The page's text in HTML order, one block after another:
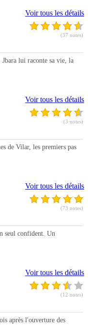
Voir tous les détails
(37 notes)
lui raconte sa vie, la
Voir tous les détails
(3 notes)
de Vilar, les premiers pas
Voir tous les détails
(73 notes)
seul confident. Un
Voir tous les détails
(12 notes)
après l'ouverture des